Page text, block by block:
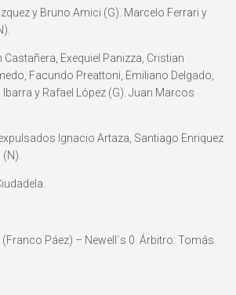
y Bruno Amici (G). Marcelo Ferrari y
Castañera, Exequiel Panizza, Cristian
Facundo Preattoni, Emiliano Delgado,
y Rafael López (G). Juan Marcos
Ignacio Artaza, Santiago Enriquez
(N).
Páez) – Newell´s 0. Árbitro: Tomás